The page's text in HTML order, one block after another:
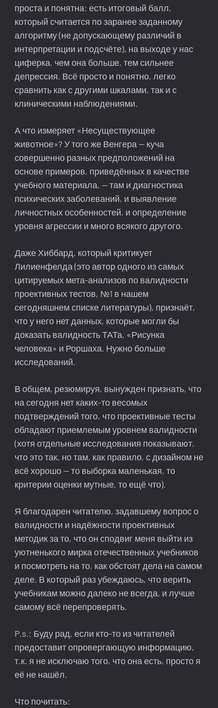
проста и понятна: есть итоговый балл,
который считается по заранее заданному
алгоритму (не допускающему различий в
интерпретации и подсчёте), на выходе у нас
циферка, чем она больше, тем сильнее
депрессия. Всё просто и понятно, легко
сравнить как с другими шкалами, так и с
клиническими наблюдениями.
А что измеряет «Несуществующее
животное»? У того же Венгера — куча
совершенно разных предположений на
основе примеров, приведённых в качестве
учебного материала, — там и диагностика
психических заболеваний, и выявление
личностных особенностей, и определение
уровня агрессии и много всякого другого.
Даже Хиббард, который критикует
Лилиенфелда (это автор одного из самых
цитируемых мета-анализов по валидности
проективных тестов, №1 в нашем
сегодняшнем списке литературы), признаёт,
что у него нет данных, которые могли бы
доказать валидность ТАТа, «Рисунка
человека» и Роршаха. Нужно больше
исследований.
В общем, резюмируя, вынужден признать, что
на сегодня нет каких-то весомых
подтверждений того, что проективные тесты
обладают приемлемым уровнем валидности
(хотя отдельные исследования показывают,
что это так, но там, как правило, с дизайном не
всё хорошо — то выборка маленькая, то
критерии оценки мутные, то ещё что).
Я благодарен читателю, задавшему вопрос о
валидности и надёжности проективных
методик за то, что он сподвиг меня выйти из
уютненького мирка отечественных учебников
и посмотреть на то, как обстоят дела на самом
деле. В который раз убеждаюсь, что верить
учебникам можно далеко не всегда, и лучше
самому всё перепроверять.
P.s.: Буду рад, если кто-то из читателей
предоставит опровергающую информацию,
т.к. я не исключаю того, что она есть, просто я
её не нашёл.
Что почитать: